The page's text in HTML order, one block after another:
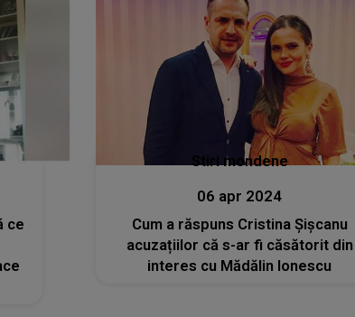
ce
Stiri mondene
06 apr 2024
Cum a răspuns Cristina Șișcanu
acuzațiilor că s-ar fi căsătorit din
interes cu Mădălin Ionescu